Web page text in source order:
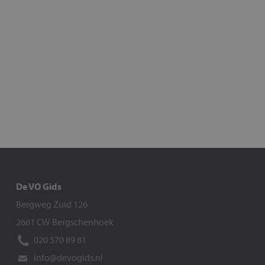
De VO Gids
Bergweg Zuid 126
2661 CW Bergschenhoek
020 570 89 81
info@devogids.nl